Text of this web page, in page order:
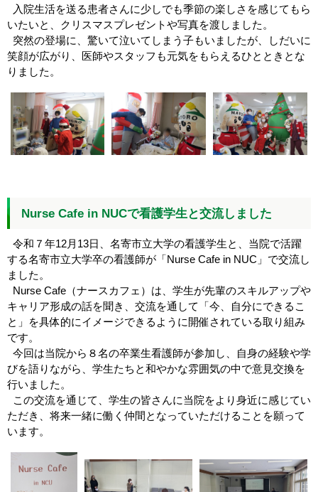
入院生活を送る患者さんに少しでも季節の楽しさを感じてもら
いたいと、クリスマスプレゼントや写真を渡しました。
突然の登場に、驚いて泣いてしまう子もいましたが、しだいに
笑顔が広がり、医師やスタッフも元気をもらえるひとときとな
りました。
Nurse Cafe in NUCで看護学生と交流しました
令和７年12月13日、名寄市立大学の看護学生と、当院で活躍
する名寄市立大学卒の看護師が「Nurse Cafe in NUC」で交流し
ました。
Nurse Cafe（ナースカフェ）は、学生が先輩のスキルアップや
キャリア形成の話を聞き、交流を通して「今、自分にできるこ
と」を具体的にイメージできるように開催されている取り組み
です。
今回は当院から８名の卒業生看護師が参加し、自身の経験や学
びを語りながら、学生たちと和やかな雰囲気の中で意見交換を
行いました。
この交流を通じて、学生の皆さんに当院をより身近に感じてい
ただき、将来一緒に働く仲間となっていただけることを願って
います。